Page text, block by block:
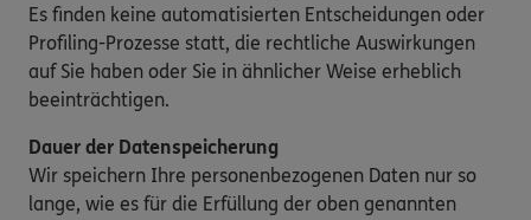
Es finden keine automatisierten Entscheidungen oder
Profiling-Prozesse statt, die rechtliche Auswirkungen
auf Sie haben oder Sie in ähnlicher Weise erheblich
beeinträchtigen.
Dauer der Datenspeicherung
Wir speichern Ihre personenbezogenen Daten nur so
lange, wie es für die Erfüllung der oben genannten